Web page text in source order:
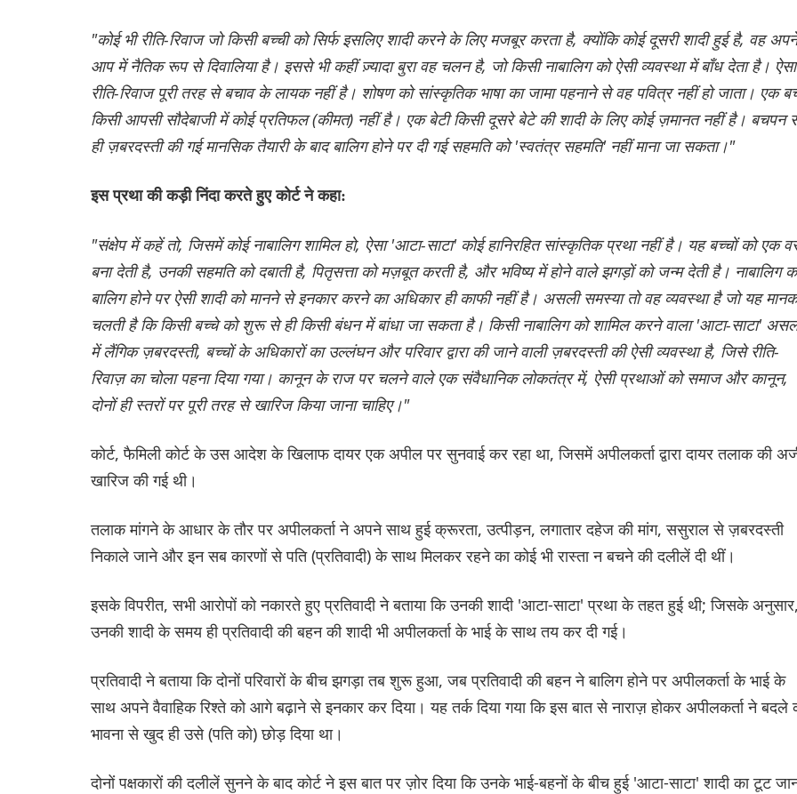
"कोई भी रीति-रिवाज जो किसी बच्ची को सिर्फ इसलिए शादी करने के लिए मजबूर करता है, क्योंकि कोई दूसरी शादी हुई है, वह अपने
आप में नैतिक रूप से दिवालिया है। इससे भी कहीं ज़्यादा बुरा वह चलन है, जो किसी नाबालिग को ऐसी व्यवस्था में बाँध देता है। ऐसा
रीति-रिवाज पूरी तरह से बचाव के लायक नहीं है। शोषण को सांस्कृतिक भाषा का जामा पहनाने से वह पवित्र नहीं हो जाता। एक
किसी आपसी सौदेबाजी में कोई प्रतिफल (कीमत) नहीं है। एक बेटी किसी दूसरे बेटे की शादी के लिए कोई ज़मानत नहीं है। बचपन
ही ज़बरदस्ती की गई मानसिक तैयारी के बाद बालिग होने पर दी गई सहमति को 'स्वतंत्र सहमति' नहीं माना जा सकता।"
इस प्रथा की कड़ी निंदा करते हुए कोर्ट ने कहा:
"संक्षेप में कहें तो, जिसमें कोई नाबालिग शामिल हो, ऐसा 'आटा-साटा' कोई हानिरहित सांस्कृतिक प्रथा नहीं है। यह बच्चों को एक
बना देती है, उनकी सहमति को दबाती है, पितृसत्ता को मज़बूत करती है, और भविष्य में होने वाले झगड़ों को जन्म देती है। नाबालिग
बालिग होने पर ऐसी शादी को मानने से इनकार करने का अधिकार ही काफी नहीं है। असली समस्या तो वह व्यवस्था है जो यह
चलती है कि किसी बच्चे को शुरू से ही किसी बंधन में बांधा जा सकता है। किसी नाबालिग को शामिल करने वाला 'आटा-साटा'
में लैंगिक ज़बरदस्ती, बच्चों के अधिकारों का उल्लंघन और परिवार द्वारा की जाने वाली ज़बरदस्ती की ऐसी व्यवस्था है, जिसे रीति-
रिवाज़ का चोला पहना दिया गया। कानून के राज पर चलने वाले एक संवैधानिक लोकतंत्र में, ऐसी प्रथाओं को समाज और कानून,
दोनों ही स्तरों पर पूरी तरह से खारिज किया जाना चाहिए।"
कोर्ट, फैमिली कोर्ट के उस आदेश के खिलाफ दायर एक अपील पर सुनवाई कर रहा था, जिसमें अपीलकर्ता द्वारा दायर तलाक की
खारिज की गई थी।
तलाक मांगने के आधार के तौर पर अपीलकर्ता ने अपने साथ हुई क्रूरता, उत्पीड़न, लगातार दहेज की मांग, ससुराल से ज़बरदस्ती
निकाले जाने और इन सब कारणों से पति (प्रतिवादी) के साथ मिलकर रहने का कोई भी रास्ता न बचने की दलीलें दी थीं।
इसके विपरीत, सभी आरोपों को नकारते हुए प्रतिवादी ने बताया कि उनकी शादी 'आटा-साटा' प्रथा के तहत हुई थी; जिसके
उनकी शादी के समय ही प्रतिवादी की बहन की शादी भी अपीलकर्ता के भाई के साथ तय कर दी गई।
प्रतिवादी ने बताया कि दोनों परिवारों के बीच झगड़ा तब शुरू हुआ, जब प्रतिवादी की बहन ने बालिग होने पर अपीलकर्ता के भाई के
साथ अपने वैवाहिक रिश्ते को आगे बढ़ाने से इनकार कर दिया। यह तर्क दिया गया कि इस बात से नाराज़ होकर अपीलकर्ता ने बदले
भावना से खुद ही उसे (पति को) छोड़ दिया था।
दोनों पक्षकारों की दलीलें सुनने के बाद कोर्ट ने इस बात पर ज़ोर दिया कि उनके भाई-बहनों के बीच हुई 'आटा-साटा' शादी का टूट